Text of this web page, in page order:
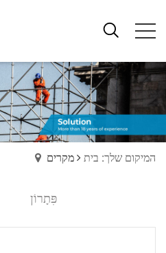
המיקום שלך: בית מקרים
פִּתָרוֹן